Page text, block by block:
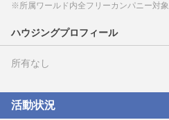
※所属ワールド内全フリーカンパニー対象
ハウジングプロフィール
所有なし
活動状況